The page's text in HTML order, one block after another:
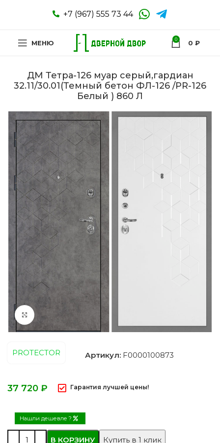
+7 (967) 555 73 44
МЕНЮ 0 0 ₽
ДМ Тетра-126 муар серый,гардиан
32.11/30.01(Темный бетон ФЛ-126 /PR-126
Белый ) 860 Л
Нажмите, чтобы увеличить
PROTECTOR Артикул: F0000100873
₽ Гарантия лучшей цены!
Нашли дешевле ?
В КОРЗИНУ Купить в 1 клик